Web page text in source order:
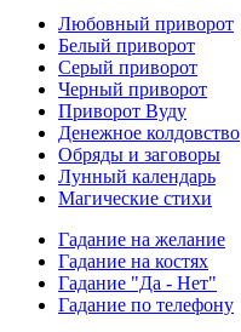
Любовный приворот
Белый приворот
Серый приворот
Черный приворот
Приворот Вуду
Денежное колдовство
Обряды и заговоры
Лунный календарь
Магические стихи
Гадание на желание
Гадание на костях
Гадание "Да - Нет"
Гадание по телефону